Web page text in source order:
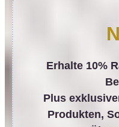
Erhalte 10%
Plus
Produkten,